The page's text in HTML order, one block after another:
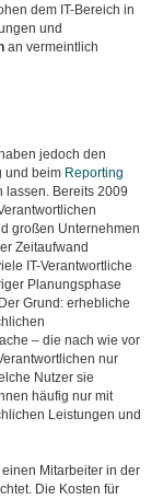
dem IT-Bereich in
und
an vermeintlich
jedoch den
und beim Reporting
lassen. Bereits 2009
großen Unternehmen
Zeitaufwand
IT-Verantwortliche
Planungsphase
Grund: erhebliche
– die nach wie vor
nur
Nutzer sie
häufig nur mit
Leistungen und
Mitarbeiter in der
Die Kosten für